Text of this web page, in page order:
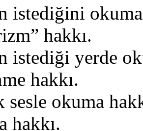
istediğini
hakkı.
istediği yerde
hakkı.
sesle okuma
hakkı.